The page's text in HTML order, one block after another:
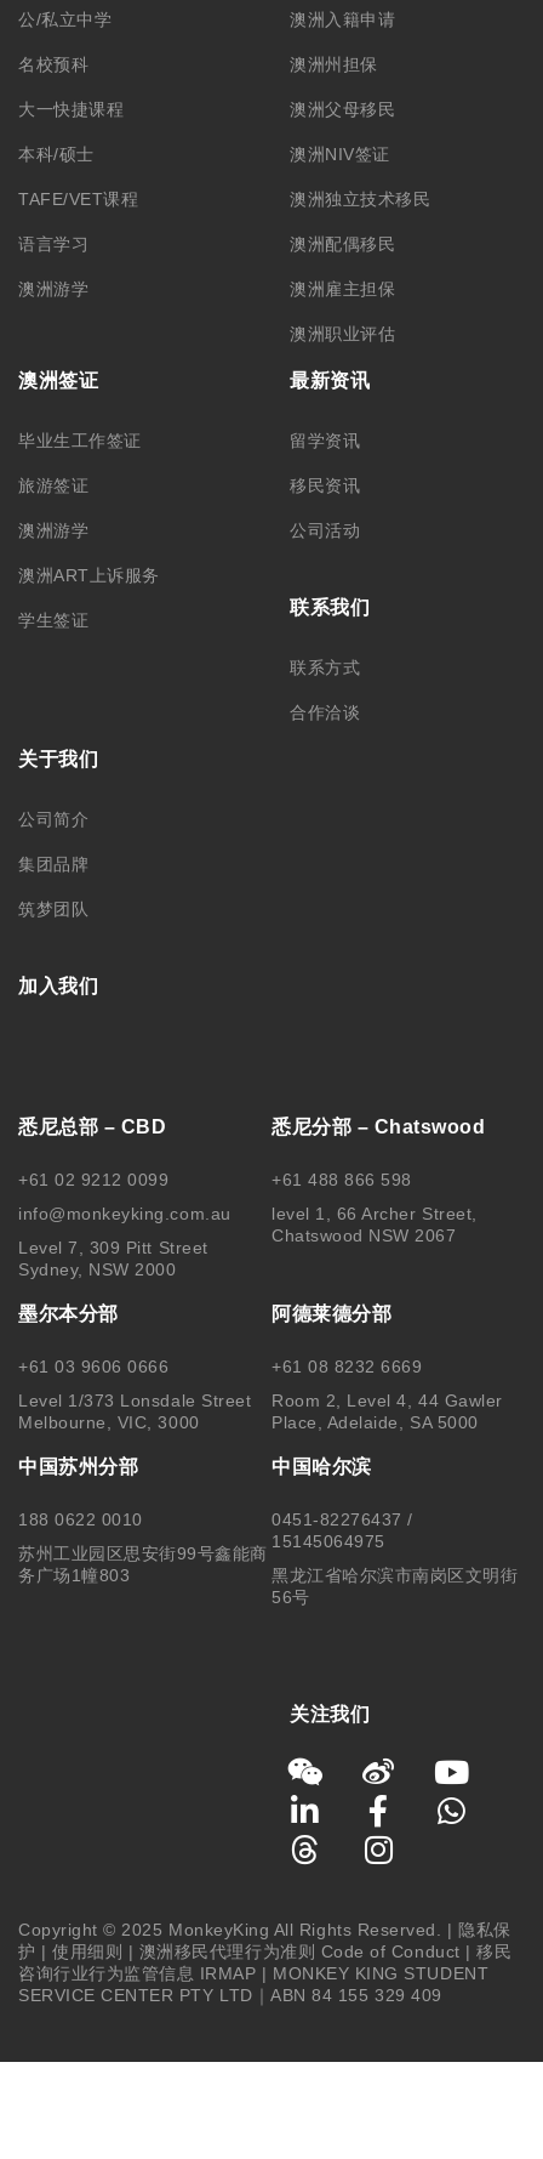
公/私立中学
名校预科
大一快捷课程
本科/硕士
TAFE/VET课程
语言学习
澳洲游学
澳洲入籍申请
澳洲州担保
澳洲父母移民
澳洲NIV签证
澳洲独立技术移民
澳洲配偶移民
澳洲雇主担保
澳洲职业评估
澳洲签证
毕业生工作签证
旅游签证
澳洲游学
澳洲ART上诉服务
学生签证
最新资讯
留学资讯
移民资讯
公司活动
联系我们
联系方式
合作洽谈
关于我们
公司简介
集团品牌
筑梦团队
加入我们
悉尼总部 – CBD
+61 02 9212 0099
info@monkeyking.com.au
Level 7, 309 Pitt Street
Sydney, NSW 2000
悉尼分部 – Chatswood
+61 488 866 598
level 1, 66 Archer Street,
Chatswood NSW 2067
墨尔本分部
+61 03 9606 0666
Level 1/373 Lonsdale Street
Melbourne, VIC, 3000
阿德莱德分部
+61 08 8232 6669
Room 2, Level 4, 44 Gawler
Place, Adelaide, SA 5000
中国苏州分部
188 0622 0010
苏州工业园区思安街99号鑫能商
务广场1幢803
中国哈尔滨
0451-82276437 /
15145064975
黑龙江省哈尔滨市南岗区文明街
56号
关注我们
Copyright © 2025 MonkeyKing All Rights Reserved. | 隐私保
护 |使用细则 | 澳洲移民代理行为准则 Code of Conduct |移民
咨询行业行为监管信息 IRMAP | MONKEY KING STUDENT
SERVICE CENTER PTY LTD｜ABN 84 155 329 409